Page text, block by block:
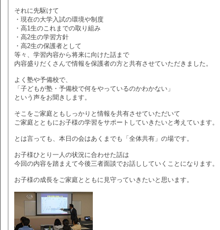
それに先駆けて
・現在の大学入試の環境や制度
・高1生のこれまでの取り組み
・高2生の学習方針
・高2生の保護者として
等々、学習内容から将来に向けた話まで
内容盛りだくさんで情報を保護者の方と共有させていただきました。
よく塾や予備校で、
「子どもが塾・予備校で何をやっているのかわかない」
という声をお聞きします。
そこをご家庭ともしっかりと情報を共有させていただいて
ご家庭とともにお子様の学習をサポートしていきたいと考えています。
とは言っても、本日の会はあくまでも「全体共有」の場です。
お子様ひとり一人の状況に合わせた話は
今回の内容を踏まえて今後三者面談でお話ししていくことになります。
お子様の成長をご家庭とともに見守っていきたいと思います。